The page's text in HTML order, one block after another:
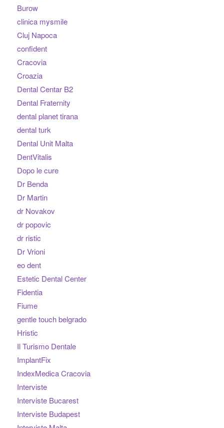
Burow
clinica mysmile
Cluj Napoca
confident
Cracovia
Croazia
Dental Centar B2
Dental Fraternity
dental planet tirana
dental turk
Dental Unit Malta
DentVitalis
Dopo le cure
Dr Benda
Dr Martin
dr Novakov
dr popovic
dr ristic
Dr Vrioni
eo dent
Estetic Dental Center
Fidentia
Fiume
gentle touch belgrado
Hristic
Il Turismo Dentale
ImplantFix
IndexMedica Cracovia
Interviste
Interviste Bucarest
Interviste Budapest